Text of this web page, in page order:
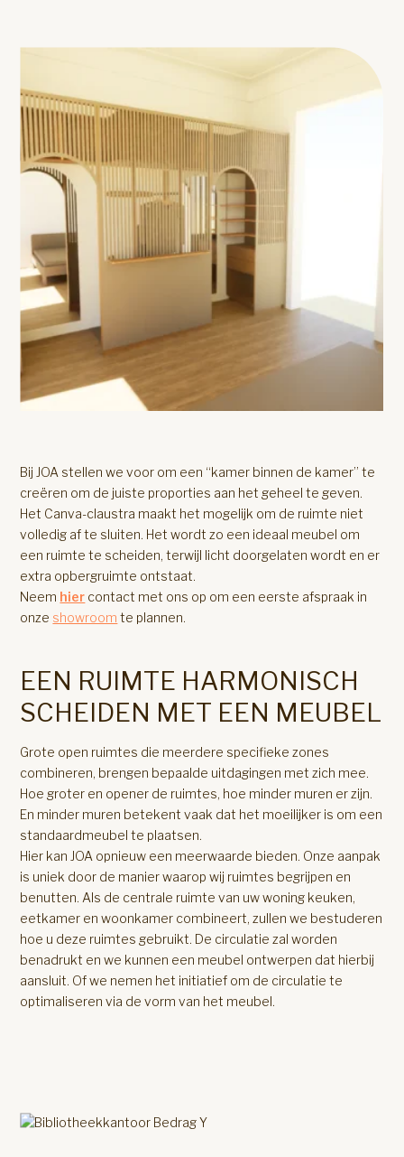
Bij JOA stellen we voor om een “kamer binnen de kamer” te
creëren om de juiste proporties aan het geheel te geven.
Het Canva-claustra maakt het mogelijk om de ruimte niet
volledig af te sluiten. Het wordt zo een ideaal meubel om
een ruimte te scheiden, terwijl licht doorgelaten wordt en er
extra opbergruimte ontstaat.
Neem hier contact met ons op om een eerste afspraak in
onze showroom te plannen.
EEN RUIMTE HARMONISCH
SCHEIDEN MET EEN MEUBEL
Grote open ruimtes die meerdere specifieke zones
combineren, brengen bepaalde uitdagingen met zich mee.
Hoe groter en opener de ruimtes, hoe minder muren er zijn.
En minder muren betekent vaak dat het moeilijker is om een
standaardmeubel te plaatsen.
Hier kan JOA opnieuw een meerwaarde bieden. Onze aanpak
is uniek door de manier waarop wij ruimtes begrijpen en
benutten. Als de centrale ruimte van uw woning keuken,
eetkamer en woonkamer combineert, zullen we bestuderen
hoe u deze ruimtes gebruikt. De circulatie zal worden
benadrukt en we kunnen een meubel ontwerpen dat hierbij
aansluit. Of we nemen het initiatief om de circulatie te
optimaliseren via de vorm van het meubel.